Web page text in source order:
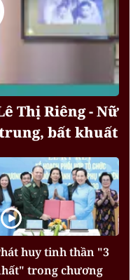
Thị Riêng - Nữ
bất khuất
huy tinh thần "3
trong chương